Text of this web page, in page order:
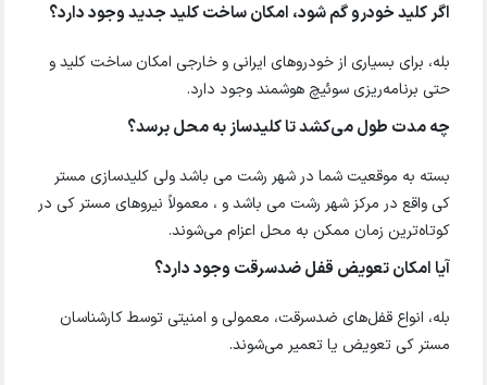
اگر کلید خودرو گم شود، امکان ساخت کلید جدید وجود دارد؟
بله، برای بسیاری از خودروهای ایرانی و خارجی امکان ساخت کلید و
حتی برنامه‌ریزی سوئیچ هوشمند وجود دارد.
چه مدت طول می‌کشد تا کلیدساز به محل برسد؟
بسته به موقعیت شما در شهر رشت می باشد ولی کلیدسازی مستر
کی واقع در مرکز شهر رشت می باشد و ، معمولاً نیروهای مستر کی در
کوتاه‌ترین زمان ممکن به محل اعزام می‌شوند.
آیا امکان تعویض قفل ضدسرقت وجود دارد؟
بله، انواع قفل‌های ضدسرقت، معمولی و امنیتی توسط کارشناسان
مستر کی تعویض یا تعمیر می‌شوند.